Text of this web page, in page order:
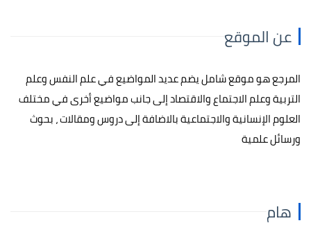
عن الموقع
المرجع هو موقع شامل يضم عديد المواضيع في علم النفس وعلم
التربية وعلم الاجتماع والاقتصاد إلى جانب مواضيع أخرى في مختلف
العلوم الإنسانية والاجتماعية بالاضافة إلى دروس ومقالات ، بحوث
ورسائل علمية
هام